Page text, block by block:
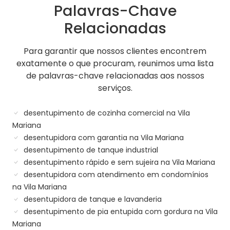
Palavras-Chave
Relacionadas
Para garantir que nossos clientes encontrem
exatamente o que procuram, reunimos uma lista
de palavras-chave relacionadas aos nossos
serviços.
desentupimento de cozinha comercial na Vila
Mariana
desentupidora com garantia na Vila Mariana
desentupimento de tanque industrial
desentupimento rápido e sem sujeira na Vila Mariana
desentupidora com atendimento em condomínios
na Vila Mariana
desentupidora de tanque e lavanderia
desentupimento de pia entupida com gordura na Vila
Mariana